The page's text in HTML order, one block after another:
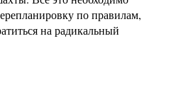
по правилам,
на радикальный